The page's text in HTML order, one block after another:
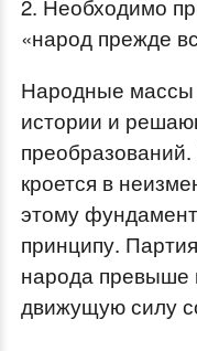
2. Необходимо
«народ прежде
Народные массы
истории и
кроется в
этому
принципу.
народа превыше
движущую силу